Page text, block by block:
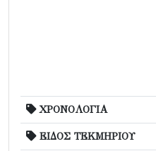
ΧΡΟΝΟΛΟΓΙΑ
ΕΙΔΟΣ ΤΕΚΜΗΡΙΟΥ